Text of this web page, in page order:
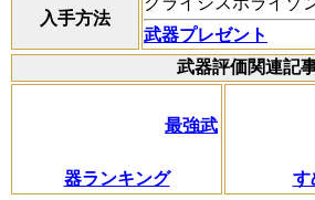
入手方法
武器プレゼント
武器評価関連記
最強武
器ランキング す